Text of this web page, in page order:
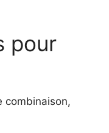
pour
combinaison,